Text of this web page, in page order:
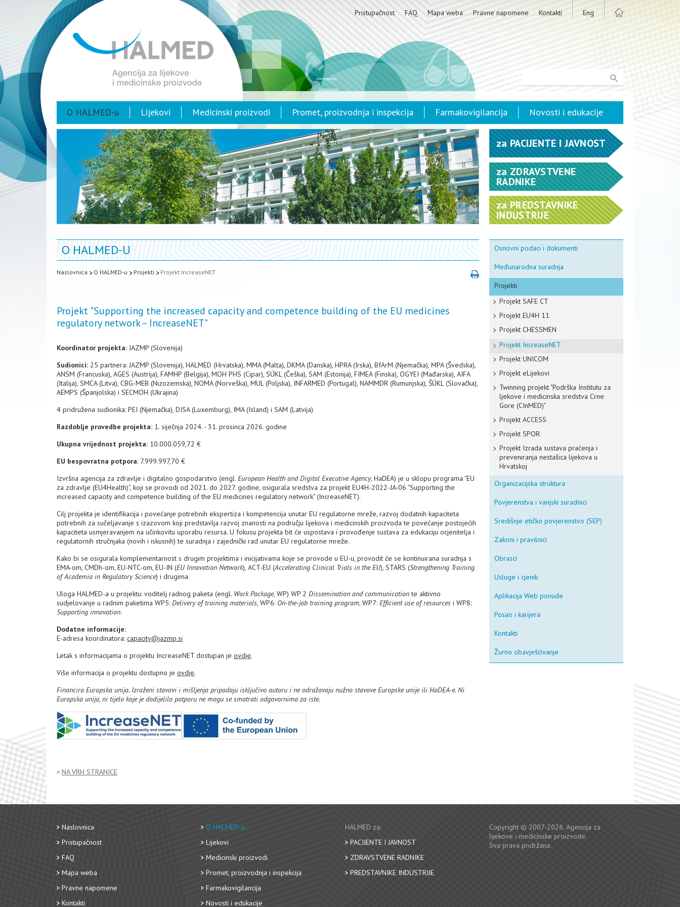
Pristupačnost FAQ Mapa weba Pravne napomene Kontakti Eng
O HALMED-u Lijekovi Medicinski proizvodi Promet, proizvodnja i inspekcija Farmakovigilancija Novosti i edukacije
O HALMED-U
Naslovnica O HALMED-u Projekti Projekt IncreaseNET
Projekt "Supporting the increased capacity and competence building of the EU medicines
regulatory network – IncreaseNET"
Koordinator projekta: JAZMP (Slovenija)
Sudionici: 25 partnera: JAZMP (Slovenija), HALMED (Hrvatska), MMA (Malta), DKMA (Danska), HPRA (Irska), BfArM (Njemačka), MPA (Švedska),
ANSM (Francuska), AGES (Austrija), FAMHP (Belgija), MOH PHS (Cipar), SÚKL (Češka), SAM (Estonija), FIMEA (Finska), OGYEI (Mađarska), AIFA
(Italija), SMCA (Litva), CBG-MEB (Nizozemska), NOMA (Norveška), MUL (Poljska), INFARMED (Portugal), NAMMDR (Rumunjska), ŠÚKL (Slovačka),
AEMPS (Španjolska) i SECMOH (Ukrajina)
4 pridružena sudionika: PEI (Njemačka), DISA (Luxemburg), IMA (Island) i SAM (Latvija)
Razdoblje provedbe projekta: 1. siječnja 2024. - 31. prosinca 2026. godine
Ukupna vrijednost projekta: 10.000.059,72 €
EU bespovratna potpora: 7.999.997,70 €
Izvršna agencija za zdravlje i digitalno gospodarstvo (engl. European Health and Digital Executive Agency, HaDEA) je u sklopu programa "EU
za zdravlje (EU4Health)”, koji se provodi od 2021. do 2027. godine, osigurala sredstva za projekt EU4H-2022-JA-06 "Supporting the
increased capacity and competence building of the EU medicines regulatory network" (IncreaseNET).
Cilj projekta je identifikacija i povećanje potrebnih ekspertiza i kompetencija unutar EU regulatorne mreže, razvoj dodatnih kapaciteta
potrebnih za sučeljavanje s izazovom koji predstavlja razvoj znanosti na području lijekova i medicinskih proizvoda te povećanje postojećih
kapaciteta usmjeravanjem na učinkovitu uporabu resursa. U fokusu projekta bit će uspostava i provođenje sustava za edukaciju ocjenitelja i
regulatornih stručnjaka (novih i iskusnih) te suradnja i zajednički rad unutar EU regulatorne mreže.
Kako bi se osigurala komplementarnost s drugim projektima i inicijativama koje se provode u EU-u, provodit će se kontinuirana suradnja s
EMA-om, CMDh-om, EU-NTC-om, EU-IN (EU Innovation Network), ACT-EU (Accelerating Clinical Trials in the EU), STARS (Strengthening Training
of Academia in Regulatory Science) i drugima.
Uloga HALMED-a u projektu: voditelj radnog paketa (engl. Work Package, WP) WP 2 Dissemination and communicationte aktivno
sudjelovanje u radnim paketima WP5: Delivery of training materials, WP6: On-the-job training program, WP7: Efficient use of resources i WP8:
Supporting innovation.
Dodatne informacije:
E-adresa koordinatora: capacity@jazmp.si
Letak s informacijama o projektu IncreaseNET dostupan je ovdje.
Više informacija o projektu dostupno je ovdje.
Financira Europska unija. Izraženi stavovi i mišljenja pripadaju isključivo autoru i ne odražavaju nužno stavove Europske unije ili HaDEA-e. Ni
Europska unija, ni tijelo koje je dodijelilo potporu ne mogu se smatrati odgovornima za iste.
NA VRH STRANICE
za PACIJENTE I JAVNOST
za ZDRAVSTVENE
RADNIKE
zaPREDSTAVNIKE
INDUSTRIJE
Osnovni podaci i dokumenti
Međunarodna suradnja
Projekti
Projekt SAFE CT
Projekt EU4H 11
Projekt CHESSMEN
Projekt IncreaseNET
Projekt UNICOM
Projekt eLijekovi
Twinning projekt "Podrška Institutu za
ljekove i medicinska sredstva Crne
Gore (CInMED)"
Projekt ACCESS
Projekt SPOR
Projekt Izrada sustava praćenja i
preveniranja nestašica lijekova u
Hrvatskoj
Organizacijska struktura
Povjerenstva i vanjski suradnici
Središnje etičko povjerenstvo (SEP)
Zakoni i pravilnici
Obrasci
Usluge i cjenik
Aplikacija Web ponude
Posao i karijera
Kontakti
Žurno obavješćivanje
Naslovnica
Pristupačnost
FAQ
Mapa weba
Pravne napomene
Kontakti
O HALMED-u
Lijekovi
Medicinski proizvodi
Promet, proizvodnja i inspekcija
Farmakovigilancija
Novosti i edukacije
HALMED za:
PACIJENTE I JAVNOST
ZDRAVSTVENE RADNIKE
PREDSTAVNIKE INDUSTRIJE
Copyright © 2007-2026. Agencija za
lijekove i medicinske proizvode.
Sva prava pridržana.